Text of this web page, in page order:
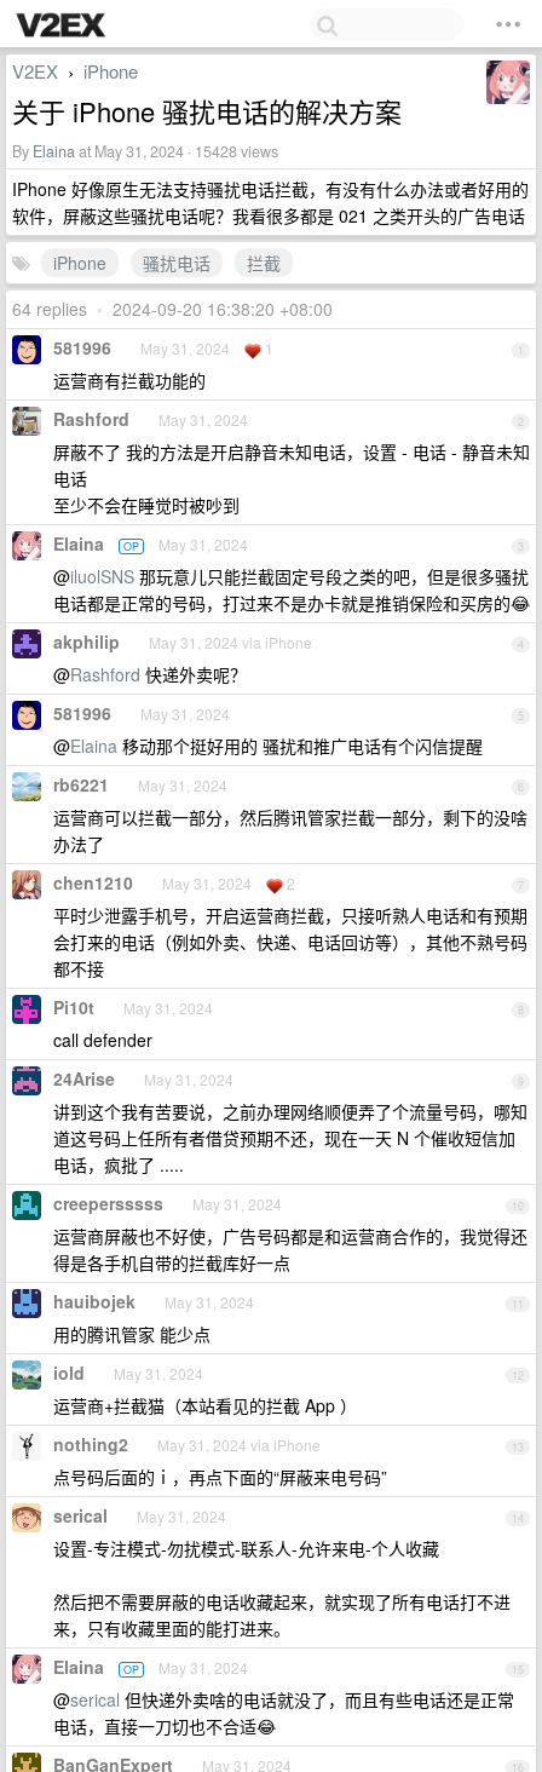
V2EX › iPhone
关于 iPhone 骚扰电话的解决方案
By Elainaat May 31, 2024 · 15428 views
IPhone 好像原生无法支持骚扰电话拦截，有没有什么办法或者好用的
软件，屏蔽这些骚扰电话呢？我看很多都是 021 之类开头的广告电话
iPhone
骚扰电话
拦截
64 replies • 2024-09-20 16:38:20 +08:00
1
581996 May 31, 2024 1
运营商有拦截功能的
2
Rashford May 31, 2024
屏蔽不了 我的方法是开启静音未知电话，设置 - 电话 - 静音未知
电话
至少不会在睡觉时被吵到
3
Elaina OP May 31, 2024
@iluolSNS 那玩意儿只能拦截固定号段之类的吧，但是很多骚扰
电话都是正常的号码，打过来不是办卡就是推销保险和买房的😂
4
akphilip May 31, 2024 via iPhone
@Rashford 快递外卖呢？
5
581996 May 31, 2024
@Elaina 移动那个挺好用的 骚扰和推广电话有个闪信提醒
6
rb6221 May 31, 2024
运营商可以拦截一部分，然后腾讯管家拦截一部分，剩下的没啥
办法了
7
chen1210 May 31, 2024 2
平时少泄露手机号，开启运营商拦截，只接听熟人电话和有预期
会打来的电话（例如外卖、快递、电话回访等），其他不熟号码
都不接
8
Pi10t May 31, 2024
call defender
9
24Arise May 31, 2024
讲到这个我有苦要说，之前办理网络顺便弄了个流量号码，哪知
道这号码上任所有者借贷预期不还，现在一天 N 个催收短信加
电话，疯批了 .....
10
creepersssss May 31, 2024
运营商屏蔽也不好使，广告号码都是和运营商合作的，我觉得还
得是各手机自带的拦截库好一点
11
hauibojek May 31, 2024
用的腾讯管家 能少点
12
iold May 31, 2024
运营商+拦截猫（本站看见的拦截 App ）
13
nothing2 May 31, 2024 via iPhone
点号码后面的ｉ，再点下面的“屏蔽来电号码”
14
serical May 31, 2024
设置-专注模式-勿扰模式-联系人-允许来电-个人收藏
然后把不需要屏蔽的电话收藏起来，就实现了所有电话打不进
来，只有收藏里面的能打进来。
15
Elaina OP May 31, 2024
@serical 但快递外卖啥的电话就没了，而且有些电话还是正常
电话，直接一刀切也不合适😂
16
BanGanExpert May 31, 2024